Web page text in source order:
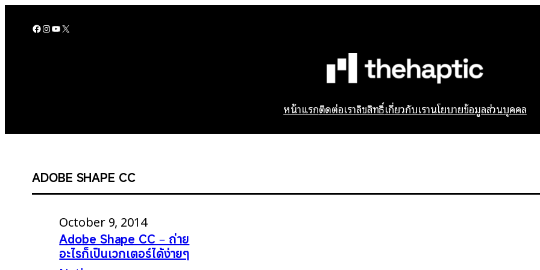
Facebook InstagramYouTube X
หน้าแรกติดต่อเราลิขสิทธิ์เกี่ยวกับเรานโยบายข้อมูลส่วนบุคคล
ADOBE SHAPE CC
October 9, 2014
Adobe Shape CC – ถ่าย
อะไรก็เป็นเวกเตอร์ได้ง่ายๆ